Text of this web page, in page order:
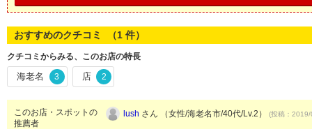
おすすめのクチコミ （1 件）
クチコミからみる、このお店の特長
海老名 3 店 2
このお店・スポットの
推薦者
lush さん （女性/海老名市/40代/Lv.2） (投稿：